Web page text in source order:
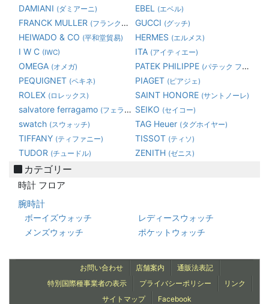
DAMIANI (ダミアーニ) EBEL (エベル)
FRANCK MULLER (フランク・ミュラー) GUCCI (グッチ)
HEIWADO & CO (平和堂貿易) HERMES (エルメス)
I W C (IWC) ITA (アイティエー)
OMEGA (オメガ) PATEK PHILIPPE (パテック フィリップ)
PEQUIGNET (ペキネ) PIAGET (ピアジェ)
ROLEX (ロレックス) SAINT HONORE (サントノーレ)
salvatore ferragamo (フェラガモ) SEIKO (セイコー)
swatch (スウォッチ) TAG Heuer (タグホイヤー)
TIFFANY (ティファニー) TISSOT (ティソ)
TUDOR (チュードル) ZENITH (ゼニス)
カテゴリー
時計 フロア
腕時計
ボーイズウォッチ
レディースウォッチ
メンズウォッチ
ポケットウォッチ
お問い合わせ 店舗案内
通販法表記
特別国際種事業者の表示
プライバシーポリシー
リンク
サイトマップ
Facebook